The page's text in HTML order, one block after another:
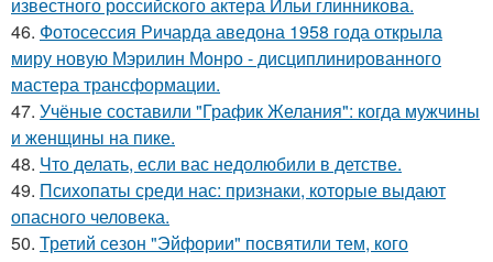
известного российского актера Ильи глинникова.
46. Фотосессия Ричарда аведона 1958 года открыла
миру новую Мэрилин Монро - дисциплинированного
мастера трансформации.
47. Учёные составили "График Желания": когда мужчины
и женщины на пике.
48. Что делать, если вас недолюбили в детстве.
49. Психопаты среди нас: признаки, которые выдают
опасного человека.
50. Третий сезон "Эйфории" посвятили тем, кого